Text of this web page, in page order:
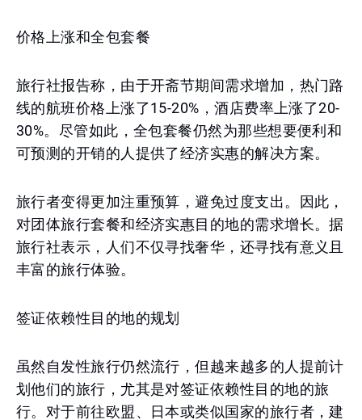
价格上涨和全包套餐
旅行社报告称，由于开斋节期间需求增加，热门路
线的航班价格上涨了15-20%，酒店费率上涨了20-
30%。尽管如此，全包套餐仍然为那些想要便利和
可预测的开销的人提供了经济实惠的解决方案。
旅行者变得更加注重预算，避免过度支出。因此，
对团体旅行套餐和经济实惠目的地的需求增长。据
旅行社表示，人们不仅寻找奢华，还寻找有意义且
丰富的旅行体验。
签证依赖性目的地的规划
虽然自发性旅行仍然流行，但越来越多的人提前计
划他们的旅行，尤其是对签证依赖性目的地的旅
行。对于前往欧盟、日本或类似国家的旅行者，建